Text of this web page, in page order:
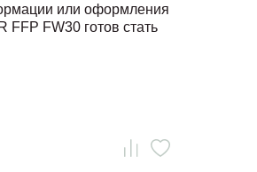
или оформления
FW30 готов стать